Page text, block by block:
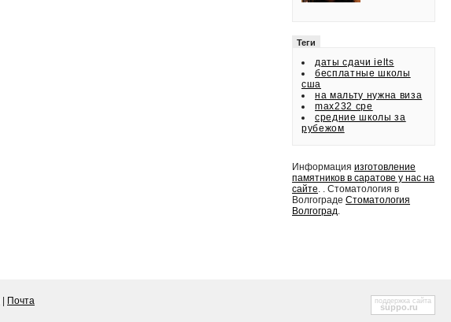
Теги
даты сдачи ielts
бесплатные школы
сша
на мальту нужна виза
max232 cpe
средние школы за
рубежом
Информация изготовление
памятников в саратове у нас на
сайте. . Стоматология в
Волгограде Стоматология
Волгоград.
поддержка сайта
suppo.ru
Почта